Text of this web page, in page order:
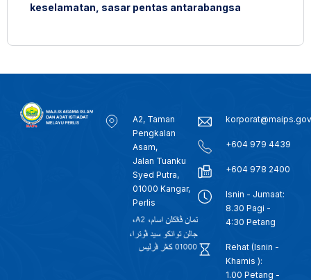
keselamatan, sasar pentas antarabangsa
A2, Taman
Pengkalan
Asam,
Jalan Tuanku
Syed Putra,
01000 Kangar,
Perlis
+604 979 4439
+604 978 2400
Isnin - Jumaat:
8.30 Pagi -
4:30 Petang
Rehat (Isnin -
Khamis ):
1.00 Petang -